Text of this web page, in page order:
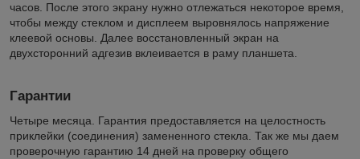
часов. После этого экрану нужно отлежаться некоторое время,
чтобы между стеклом и дисплеем выровнялось напряжение
клеевой основы. Далее восстановленный экран на
двухсторонний адгезив вклеивается в раму планшета.
Гарантии
Четыре месяца. Гарантия предоставляется на целостность
приклейки (соединения) замененного стекла. Так же мы даем
проверочную гарантию 14 дней на проверку общего